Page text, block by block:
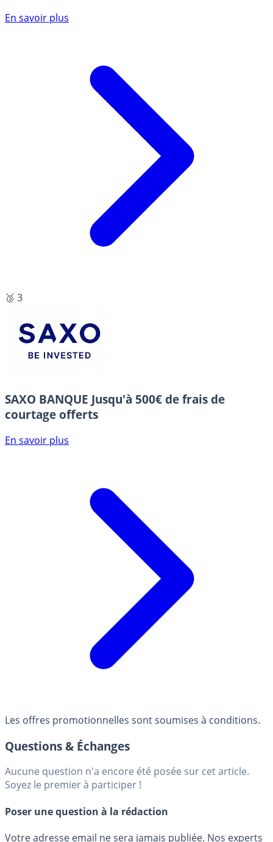
En savoir plus
🥉 3
SAXO BANQUE Jusqu'à 500€ de frais de
courtage offerts
En savoir plus
Les offres promotionnelles sont soumises à conditions.
Questions & Échanges
Aucune question n'a encore été posée sur cet article.
Soyez le premier à participer !
Poser une question à la rédaction
Votre adresse email ne sera jamais publiée. Nos experts